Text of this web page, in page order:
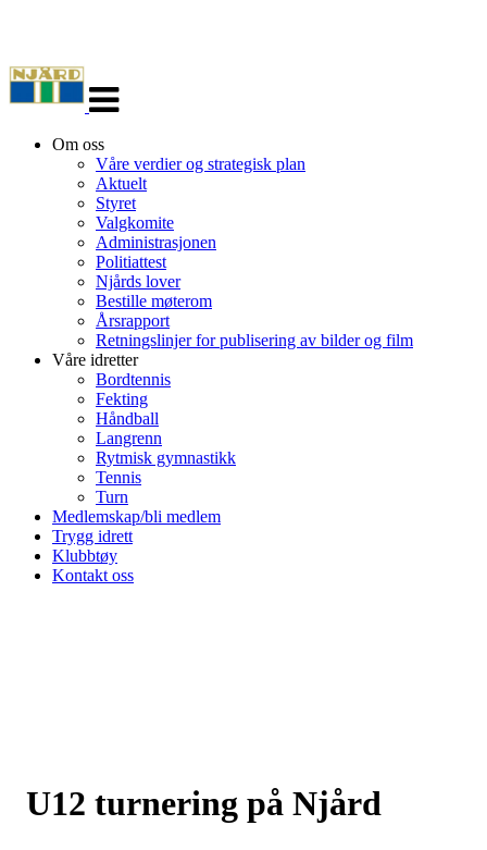
navigasjon
Om oss
Våre verdier og strategisk plan
Aktuelt
Styret
Valgkomite
Administrasjonen
Politiattest
Njårds lover
Bestille møterom
Årsrapport
Retningslinjer for publisering av bilder og film
Våre idretter
Bordtennis
Fekting
Håndball
Langrenn
Rytmisk gymnastikk
Tennis
Turn
Medlemskap/bli medlem
Trygg idrett
Klubbtøy
Kontakt oss
U12 turnering på Njård